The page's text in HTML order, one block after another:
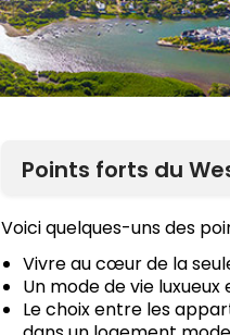
Points forts du
Voici quelques-uns des
Vivre au cœur de la
Un mode de vie luxueux
Le choix entre les